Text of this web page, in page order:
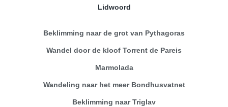
Lidwoord
Beklimming naar de grot van Pythagoras
Wandel door de kloof Torrent de Pareis
Marmolada
Wandeling naar het meer Bondhusvatnet
Beklimming naar Triglav